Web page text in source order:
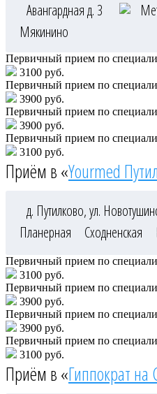
Авангардная д. 3
Мякинино
Первичный прием по
3100 руб.
Первичный прием по
3900 руб.
Первичный прием по
3900 руб.
Первичный прием по
3100 руб.
Приём в «Yourmed
д. Путилково, ул.
Планерная
Сходненская
Первичный прием по
3100 руб.
Первичный прием по
3900 руб.
Первичный прием по
3900 руб.
Первичный прием по
3100 руб.
Приём в «Гиппократ на